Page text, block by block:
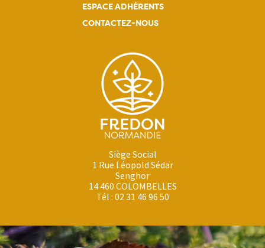
ESPACE ADHÉRENTS
CONTACTEZ-NOUS
Siège Social
1 Rue Léopold Sédar
Senghor
14 460 COLOMBELLES
Tél : 02 31 46 96 50